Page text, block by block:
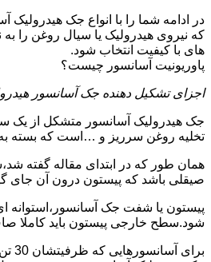
در ادامه شما را با انواع جک
که نیروی هیدرولیک یا سیال روغن را
های با کیفیت انتخاب شود.
پاوریونیت آسانسور چیست؟
اجزای تشکیل دهنده جک آسانسور
جک هیدرولیک آسانسور متشکل از یک
تخلیه روغن سرریز و …است که بسته
همان طور که در ابتدای مقاله گفته
صیقلی باشد که پیستون درون آن جای
پیستون یا شفت جک آسانسور،استوانه
شود.سطح خارجی پیستون باید کاملا